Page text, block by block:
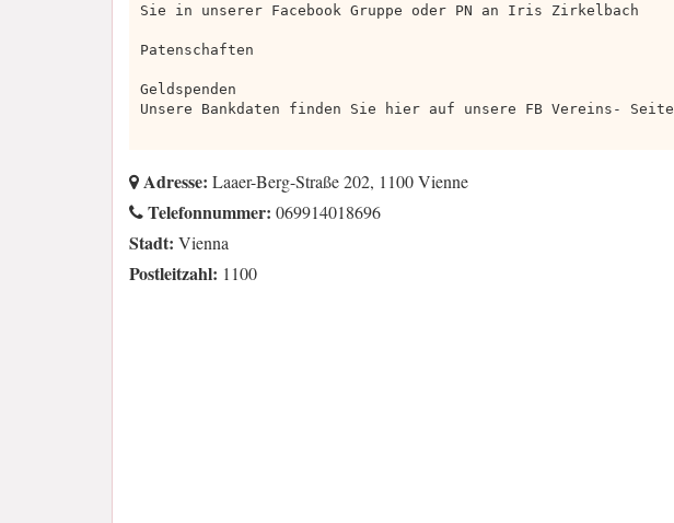
Sie in unserer Facebook Gruppe oder PN an Iris Zirkelbach
Patenschaften
Geldspenden
Unsere Bankdaten finden Sie hier auf unsere FB Vereins- Seite
Adresse: Laaer-Berg-Straße 202, 1100 Vienne
Telefonnummer: 069914018696
Stadt: Vienna
Postleitzahl: 1100